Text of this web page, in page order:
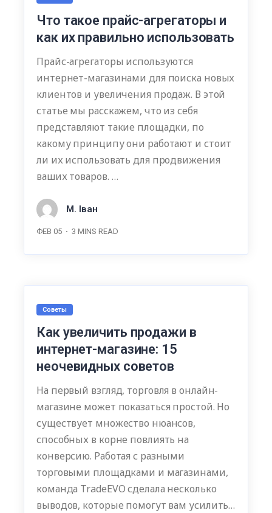
Что такое прайс-агрегаторы и
как их правильно использовать
Прайс-агрегаторы используются
интернет-магазинами для поиска новых
клиентов и увеличения продаж. В этой
статье мы расскажем, что из себя
представляют такие площадки, по
какому принципу они работают и стоит
ли их использовать для продвижения
ваших товаров. …
М. Іван
ФЕВ 05 3 MINS READ
Советы
Как увеличить продажи в
интернет-магазине: 15
неочевидных советов
На первый взгляд, торговля в онлайн-
магазине может показаться простой. Но
существует множество нюансов,
способных в корне повлиять на
конверсию. Работая с разными
торговыми площадками и магазинами,
команда TradeEVO сделала несколько
выводов, которые помогут вам усилить…